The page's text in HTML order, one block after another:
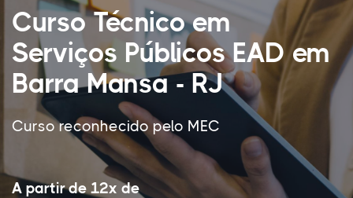
Curso Técnico em
Serviços Públicos EAD em
Barra Mansa - RJ
Curso reconhecido pelo MEC
A partir de 12x de